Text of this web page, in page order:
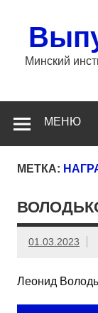
содержимому
Минский
МЕНЮ
МЕТКА:
01.03.2023
Леонид